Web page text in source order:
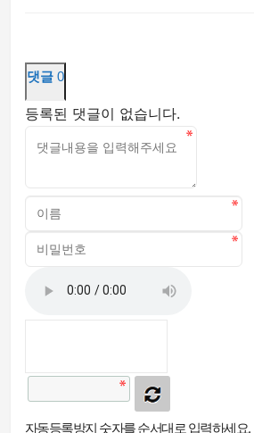
댓글 0
등록된 댓글이 없습니다.
자동등록방지 숫자를 순서대로 입력하세요.